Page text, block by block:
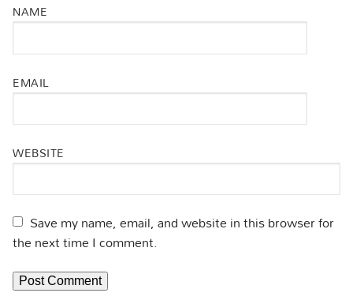
NAME
EMAIL
WEBSITE
Save my name, email, and website in this browser for
the next time I comment.